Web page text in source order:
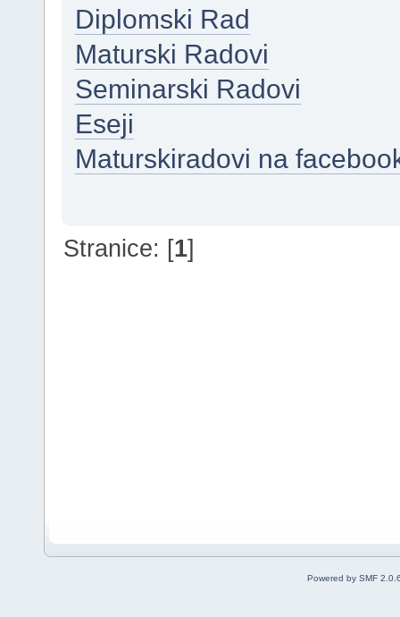
Diplomski Rad
Maturski Radovi
Seminarski Radovi
Eseji
Maturskiradovi na
Stranice: [1]
Powered by SMF